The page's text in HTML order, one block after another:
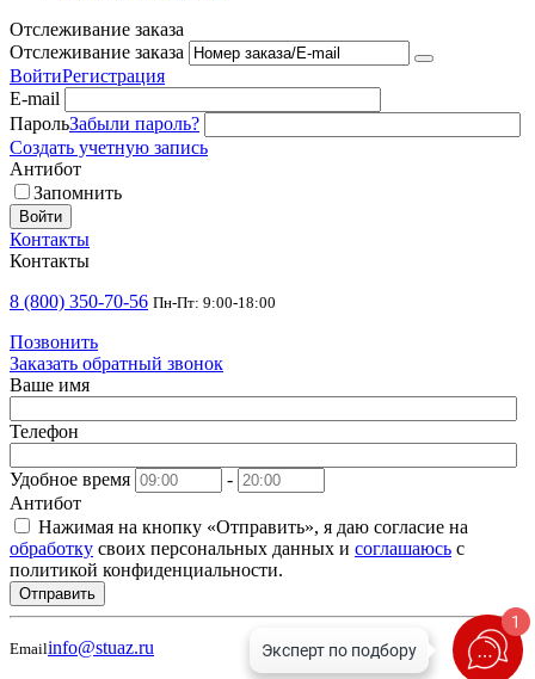
Отслеживание заказа
Отслеживание заказа
ВойтиРегистрация
E-mail
ПарольЗабыли пароль?
Создать учетную запись
Антибот
Запомнить
Войти
Контакты
Контакты
8 (800) 350-70-56 Пн-Пт: 9:00-18:00
Позвонить
Заказать обратный звонок
Ваше имя
Телефон
Удобное время
-
Антибот
Нажимая на кнопку «Отправить», я даю согласие на
обработку своих персональных данных и соглашаюсь с
политикой конфиденциальности.
Отправить
Emailinfo@stuaz.ru
1